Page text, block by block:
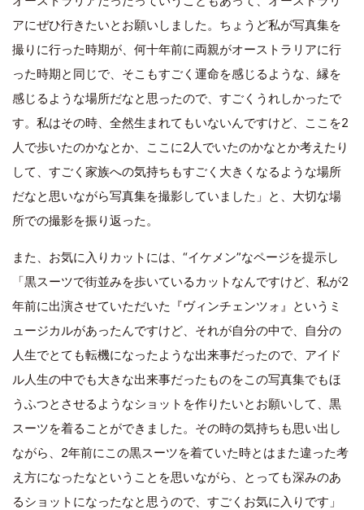
アにぜひ行きたいとお願いしました。ちょうど私が写真集を
撮りに行った時期が、何十年前に両親がオーストラリアに行
った時期と同じで、そこもすごく運命を感じるような、縁を
感じるような場所だなと思ったので、すごくうれしかったで
す。私はその時、全然生まれてもいないんですけど、ここを2
人で歩いたのかなとか、ここに2人でいたのかなとか考えたり
して、すごく家族への気持ちもすごく大きくなるような場所
だなと思いながら写真集を撮影していました」と、大切な場
所での撮影を振り返った。
また、お気に入りカットには、“イケメン”なページを提示し
「黒スーツで街並みを歩いているカットなんですけど、私が2
年前に出演させていただいた『ヴィンチェンツォ』というミ
ュージカルがあったんですけど、それが自分の中で、自分の
人生でとても転機になったような出来事だったので、アイド
ル人生の中でも大きな出来事だったものをこの写真集でもほ
うふつとさせるようなショットを作りたいとお願いして、黒
スーツを着ることができました。その時の気持ちも思い出し
ながら、2年前にこの黒スーツを着ていた時とはまた違った考
え方になったなということを思いながら、とっても深みのあ
るショットになったなと思うので、すごくお気に入りです」